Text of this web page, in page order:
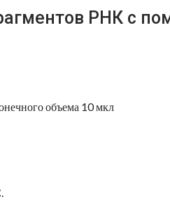
РНК с
объема 10 мкл